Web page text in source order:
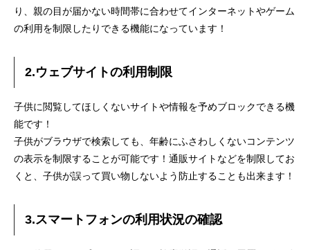
り、親の目が届かない時間帯に合わせてインターネットやゲーム
の利用を制限したりできる機能になっています！
2.ウェブサイトの利用制限
子供に閲覧してほしくないサイトや情報を予めブロックできる機
能です！
子供がブラウザで検索しても、年齢にふさわしくないコンテンツ
の表示を制限することが可能です！通販サイトなどを制限してお
くと、子供が誤って買い物しないよう防止することも出来ます！
3.スマートフォンの利用状況の確認